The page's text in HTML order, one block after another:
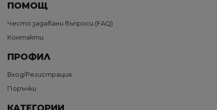
ПОМОЩ
Често задавани въпроси (FAQ)
Контакти
ПРОФИЛ
Вход/Регистрация
Поръчки